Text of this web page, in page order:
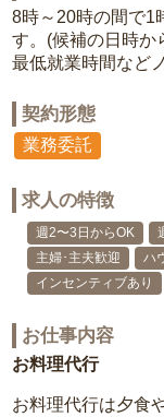
8時～20時の間で1
す。(候補の日時か
最低就業時間など
契約形態
業務委託
求人の特徴
週2〜3日からOK
主婦･主夫歓迎
ハ
インセンティブあり
お仕事内容
お料理代行
お料理代行は夕食